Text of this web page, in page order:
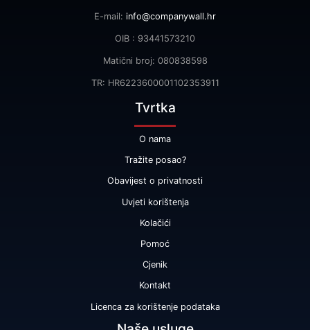
E-mail: info@companywall.hr
OIB : 93441573210
Matični broj: 080838598
TR: HR6223600001102353911
Tvrtka
O nama
Tražite posao?
Obavijest o privatnosti
Uvjeti korištenja
Kolačići
Pomoć
Cjenik
Kontakt
Licenca za korištenje podataka